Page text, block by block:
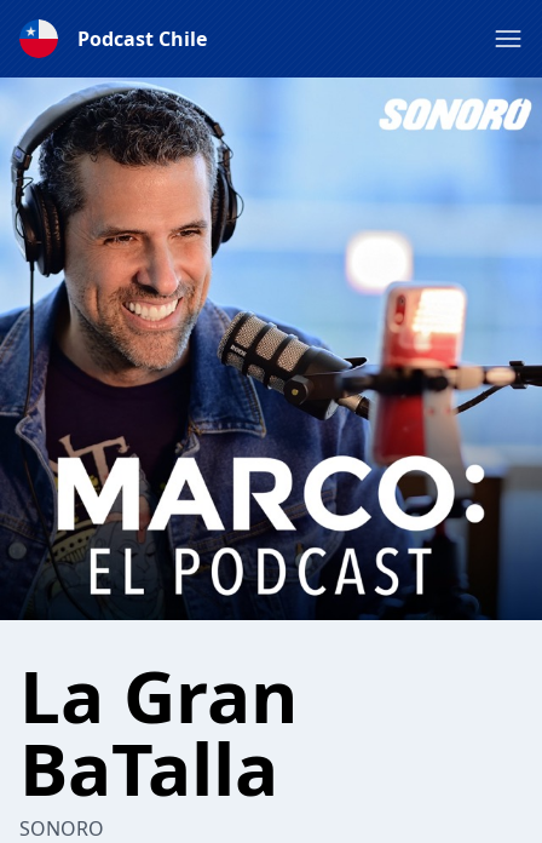
Podcast Chile
La Gran
BaTalla
SONORO